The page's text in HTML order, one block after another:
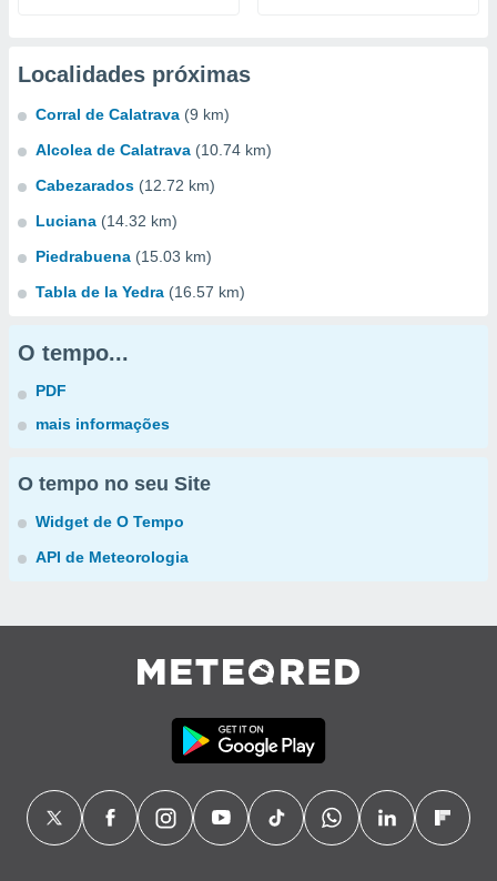
Localidades próximas
Corral de Calatrava (9 km)
Alcolea de Calatrava (10.74 km)
Cabezarados (12.72 km)
Luciana (14.32 km)
Piedrabuena (15.03 km)
Tabla de la Yedra (16.57 km)
O tempo...
PDF
mais informações
O tempo no seu Site
Widget de O Tempo
API de Meteorologia